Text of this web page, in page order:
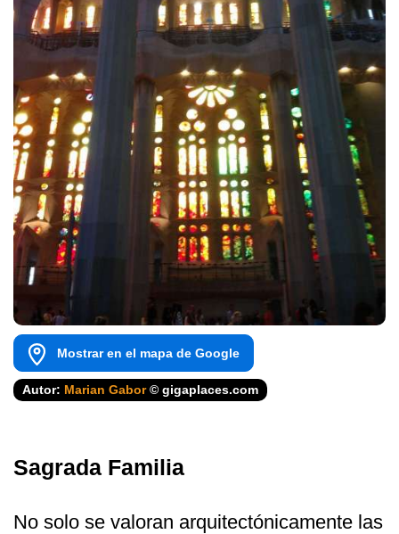
Mostrar en el mapa de Google
Autor: Marian Gabor© gigaplaces.com
Sagrada Familia
No solo se valoran arquitectónicamente las